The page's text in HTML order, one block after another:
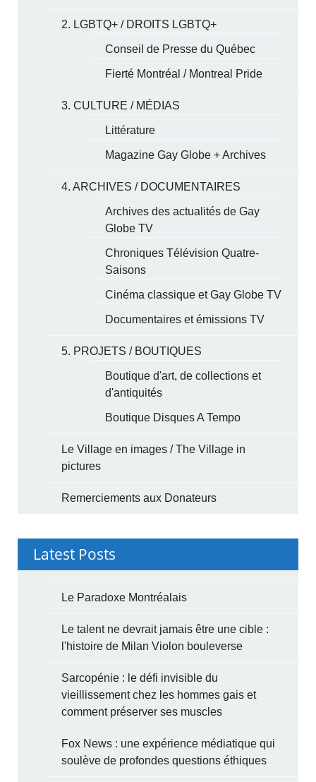
2. LGBTQ+ / DROITS LGBTQ+
Conseil de Presse du Québec
Fierté Montréal / Montreal Pride
3. CULTURE / MÉDIAS
Littérature
Magazine Gay Globe + Archives
4. ARCHIVES / DOCUMENTAIRES
Archives des actualités de Gay
Globe TV
Chroniques Télévision Quatre-
Saisons
Cinéma classique et Gay Globe TV
Documentaires et émissions TV
5. PROJETS / BOUTIQUES
Boutique d'art, de collections et
d'antiquités
Boutique Disques A Tempo
Le Village en images / The Village in
pictures
Remerciements aux Donateurs
Latest Posts
Le Paradoxe Montréalais
Le talent ne devrait jamais être une cible :
l'histoire de Milan Violon bouleverse
Sarcopénie : le défi invisible du
vieillissement chez les hommes gais et
comment préserver ses muscles
Fox News : une expérience médiatique qui
soulève de profondes questions éthiques